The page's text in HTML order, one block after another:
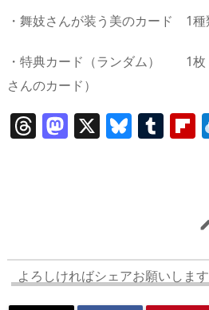
・舞妓さんが装う美のカード 1種
・特典カード（ランダム） 1枚
さんのカード）
T
s
M
o
n
X Bl T
よろしければシェアお願いします